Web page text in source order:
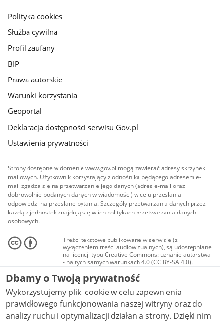
gov.pl
Polityka cookies
Służba cywilna
Profil zaufany
BIP
Prawa autorskie
Warunki korzystania
Geoportal
Deklaracja dostępności serwisu Gov.pl
Ustawienia prywatności
Strony dostępne w domenie www.gov.pl mogą zawierać adresy skrzynek
mailowych. Użytkownik korzystający z odnośnika będącego adresem e-
mail zgadza się na przetwarzanie jego danych (adres e-mail oraz
dobrowolnie podanych danych w wiadomości) w celu przesłania
odpowiedzi na przesłane pytania. Szczegóły przetwarzania danych przez
każdą z jednostek znajdują się w ich politykach przetwarzania danych
osobowych.
Treści tekstowe publikowane w serwisie (z
wyłączeniem treści audiowizualnych), są udostępniane
na licencji typu Creative Commons: uznanie autorstwa
- na tych samych warunkach 4.0 (CC BY-SA 4.0).
Materiały audiowizualne, w tym zdjęcia, materiały
audio i wideo, są udostępniane na licencji typu
Creative Commons: uznanie autorstwa użycie
niekomercyjne - bez utworów zależnych 4.0 (CC BY-
NC-ND 4.0), o ile nie jest to stwierdzone inaczej.
Dbamy o Twoją prywatność
Wykorzystujemy pliki cookie w celu zapewnienia
prawidłowego funkcjonowania naszej witryny oraz do
analizy ruchu i optymalizacji działania strony. Dzięki nim